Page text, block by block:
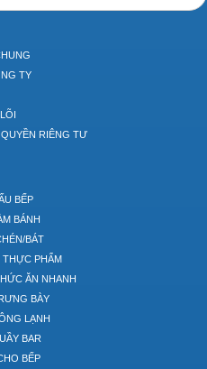
TY
RIÊNG TƯ
BẾP
BÁNH
BÁT
THỰC PHẨM
ĂN NHANH
BÀY
LẠNH
BAR
BẾP